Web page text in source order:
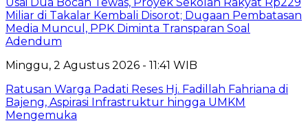
Miliar di Takalar Kembali Disorot; Dugaan Pembatasan
Media Muncul, PPK Diminta Transparan Soal
Adendum
Minggu, 2 Agustus 2026 - 11:41 WIB
Ratusan Warga Padati Reses Hj. Fadillah Fahriana di
Bajeng, Aspirasi Infrastruktur hingga UMKM
Mengemuka